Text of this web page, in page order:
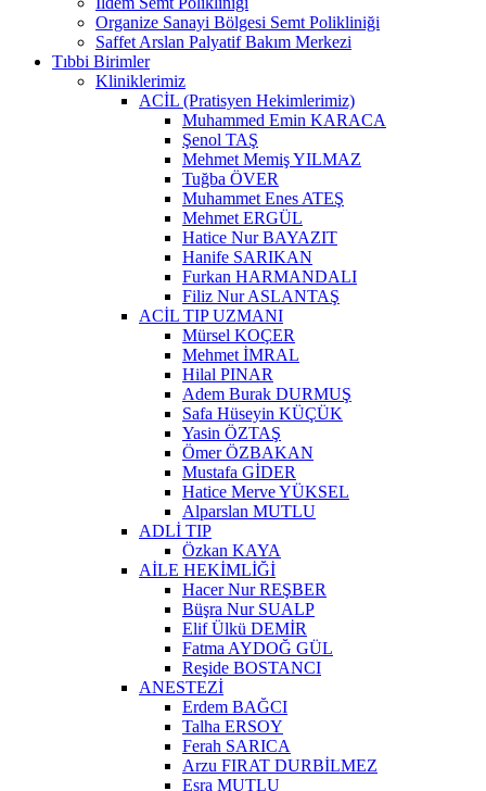
Organize Sanayi Bölgesi Semt Polikliniği
Saffet Arslan Palyatif Bakım Merkezi
Tıbbi Birimler
Kliniklerimiz
ACİL (Pratisyen Hekimlerimiz)
Muhammed Emin KARACA
Şenol TAŞ
Mehmet Memiş YILMAZ
Tuğba ÖVER
Muhammet Enes ATEŞ
Mehmet ERGÜL
Hatice Nur BAYAZIT
Hanife SARIKAN
Furkan HARMANDALI
Filiz Nur ASLANTAŞ
ACİL TIP UZMANI
Mürsel KOÇER
Mehmet İMRAL
Hilal PINAR
Adem Burak DURMUŞ
Safa Hüseyin KÜÇÜK
Yasin ÖZTAŞ
Ömer ÖZBAKAN
Mustafa GİDER
Hatice Merve YÜKSEL
Alparslan MUTLU
ADLİ TIP
Özkan KAYA
AİLE HEKİMLİĞİ
Hacer Nur REŞBER
Büşra Nur SUALP
Elif Ülkü DEMİR
Fatma AYDOĞ GÜL
Reşide BOSTANCI
ANESTEZİ
Erdem BAĞCI
Talha ERSOY
Ferah SARICA
Arzu FIRAT DURBİLMEZ
Esra MUTLU